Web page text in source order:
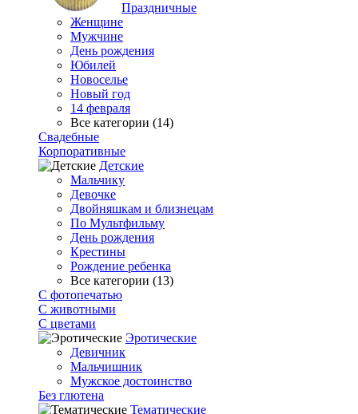
Праздничные
Женщине
Мужчине
День рождения
Юбилей
Новоселье
Новый год
14 февраля
Все категории (14)
Свадебные
Корпоративные
Детские
Мальчику
Девочке
Двойняшкам и близнецам
По Мультфильму
День рождения
Крестины
Рождение ребенка
Все категории (13)
С фотопечатью
C животными
С цветами
Эротические
Девичник
Мальчишник
Мужское достоинство
Без глютена
Тематические